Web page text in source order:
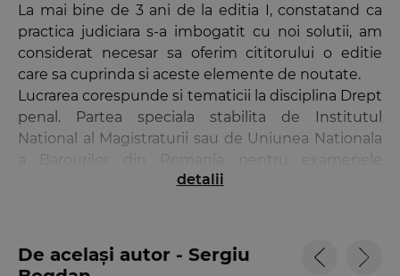
La mai bine de 3 ani de la editia I, constatand ca
practica judiciara s-a imbogatit cu noi solutii, am
considerat necesar sa oferim cititorului o editie
care sa cuprinda si aceste elemente de noutate.
Lucrarea corespunde si tematicii la disciplina Drept
penal. Partea speciala stabilita de Institutul
National al Magistraturii sau de Uniunea Nationala
a Barourilor din Romania pentru examenele
organizate pentru admiterea ori promovarea in
In lucrare sunt abordate, intr-o maniera structurata
si detaliata, infractiunile din tematica disciplinei
detalii
De același autor - Sergiu